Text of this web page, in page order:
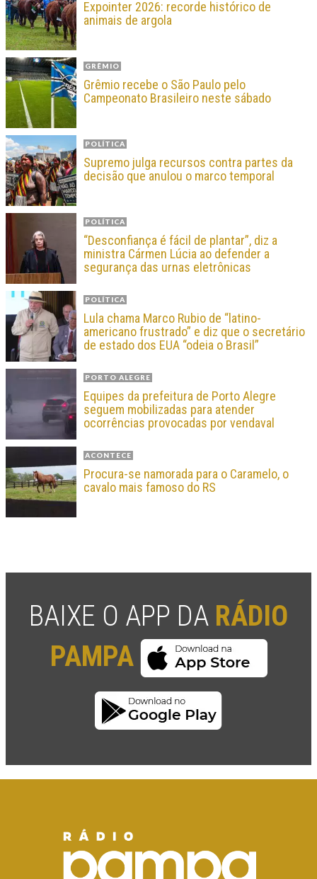
Expointer 2026: recorde histórico de
animais de argola
GRÊMIO
Grêmio recebe o São Paulo pelo
Campeonato Brasileiro neste sábado
POLÍTICA
Supremo julga recursos contra partes da
decisão que anulou o marco temporal
POLÍTICA
“Desconfiança é fácil de plantar”, diz a
ministra Cármen Lúcia ao defender a
segurança das urnas eletrônicas
POLÍTICA
Lula chama Marco Rubio de “latino-
americano frustrado” e diz que o secretário
de estado dos EUA “odeia o Brasil”
PORTO ALEGRE
Equipes da prefeitura de Porto Alegre
seguem mobilizadas para atender
ocorrências provocadas por vendaval
ACONTECE
Procura-se namorada para o Caramelo, o
cavalo mais famoso do RS
BAIXE O APP DA RÁDIO
PAMPA